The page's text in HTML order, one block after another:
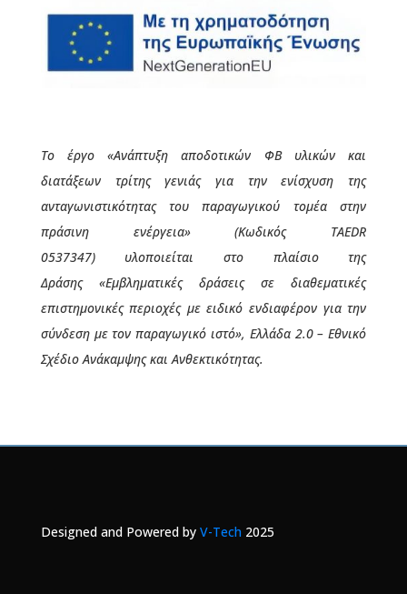
Το έργο«Ανάπτυξη αποδοτικών ΦΒ υλικών και
διατάξεων τρίτης γενιάς για την ενίσχυση της
ανταγωνιστικότητας του παραγωγικού τομέα στην
πράσινη ενέργεια»(Κωδικός TAEDR
0537347)
υλοποιείται στο πλαίσιο της
Δράσης
«Εμβληματικές δράσεις σε διαθεματικές
επιστημονικές περιοχές με ειδικό ενδιαφέρον για την
σύνδεση με τον παραγωγικό ιστό», Ελλάδα 2.0 – Εθνικό
Σχέδιο Ανάκαμψης και Ανθεκτικότητας.
Designed and Powered by V-Tech2025